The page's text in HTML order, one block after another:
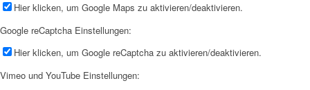
Hier klicken, um Google Maps zu aktivieren/deaktivieren.
Google reCaptcha Einstellungen:
Hier klicken, um Google reCaptcha zu aktivieren/deaktivieren.
Vimeo und YouTube Einstellungen: